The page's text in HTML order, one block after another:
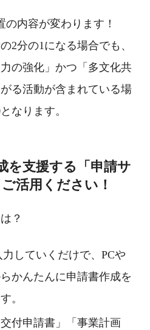
の内容が変わります！
2分の1になる場合でも、
の強化」かつ「多文化共
る活動が含まれている場
なります。
を支援する「申請サ
活用ください！
？
していくだけで、PCや
かんたんに申請書作成を
。
付申請書」「事業計画